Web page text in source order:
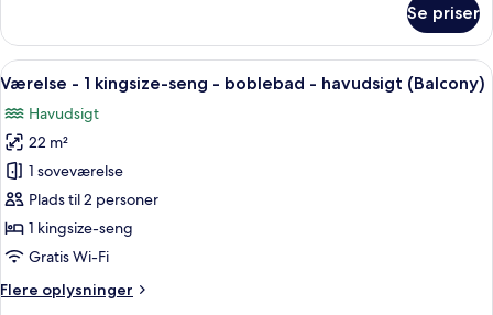
havudsigt
(Terrace)
-
kingsize-
-
boblebad
havudsigt
(Terrace)
Se priser
Indlæs
alle
billeder
af
Værelse
-
1
kingsize-
-
Et hotelværelse med en seng, et
5
Værelse - 1 kingsize-seng - boblebad - havudsigt (Balcony)
Havudsigt
22 m²
1 soveværelse
Plads til 2 personer
1 kingsize-seng
Gratis Wi-Fi
Flere oplysninger
Flere